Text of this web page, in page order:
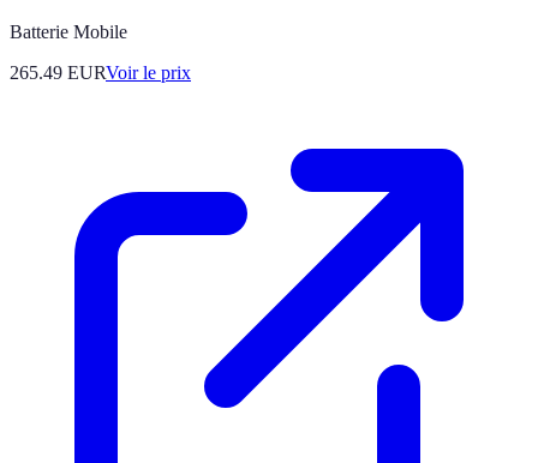
Batterie Mobile
265.49 EURVoir le prix